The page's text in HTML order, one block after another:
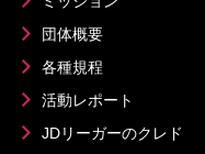
団体概要
各種規程
活動レポート
JDリーガーのクレド